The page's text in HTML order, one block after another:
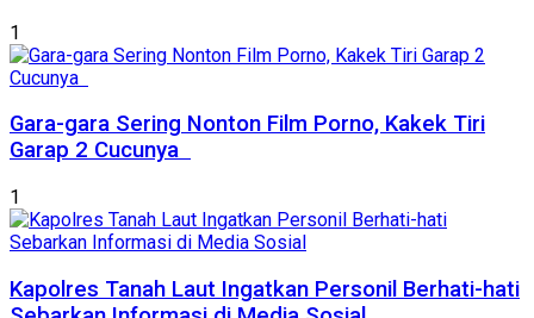
1
Gara-gara Sering Nonton Film Porno, Kakek Tiri
Garap 2 Cucunya
1
Kapolres Tanah Laut Ingatkan Personil Berhati-hati